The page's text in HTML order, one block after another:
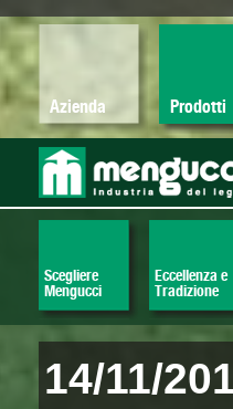
Azienda Prodotti
Scegliere
Mengucci
Eccellenza e
Tradizione
14/11/